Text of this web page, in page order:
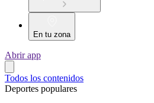
En tu zona
Abrir app
Todos los contenidos
Deportes populares